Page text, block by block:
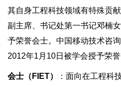
其自身工程科技领域有特殊贡
副主席、书记处第一书记邓楠
予荣誉会士。中国移动技术咨
2012年1月10日被学会授予荣誉
会士（FIET）
：面向在工程科